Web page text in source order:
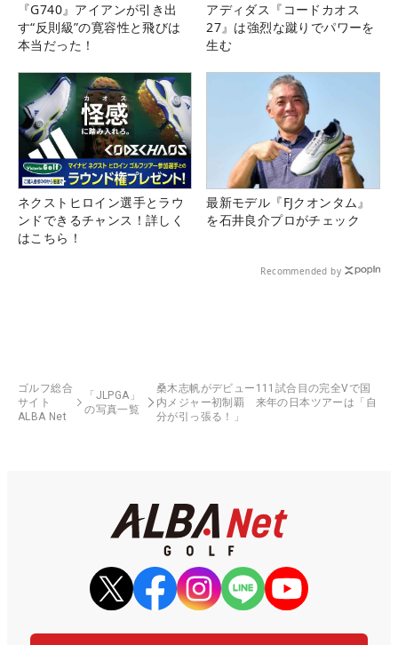
『G740』アイアンが引き出
す“反則級”の寛容性と飛びは
本当だった！
アディダス『コードカオス
27』は強烈な蹴りでパワーを
生む
ネクストヒロイン選手とラウ
ンドできるチャンス！詳しく
はこちら！
最新モデル『FJクオンタム』
を石井良介プロがチェック
Recommended by
ゴルフ総合
サイト
ALBA Net
「JLPGA」
の写真一覧
桑木志帆がデビュー111試合目の完全Vで国
内メジャー初制覇 来年の日本ツアーは「自
分が引っ張る！」